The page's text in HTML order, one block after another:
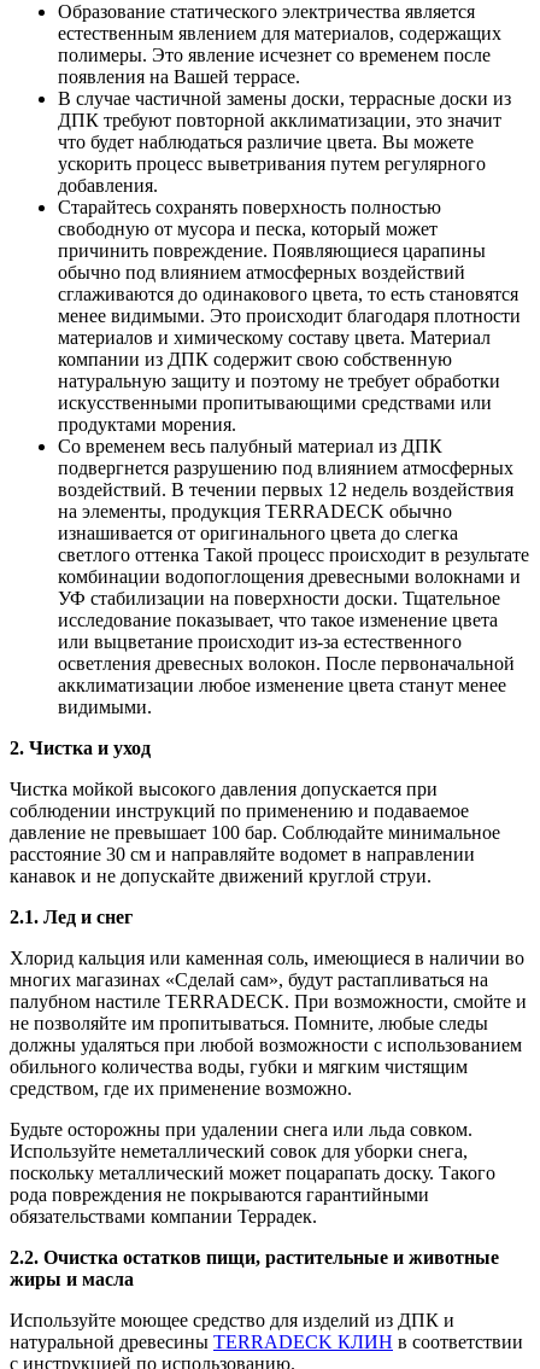
Образование статического электричества является
естественным явлением для материалов, содержащих
полимеры. Это явление исчезнет со временем после
появления на Вашей террасе.
В случае частичной замены доски, террасные доски из
ДПК требуют повторной акклиматизации, это значит
что будет наблюдаться различие цвета. Вы можете
ускорить процесс выветривания путем регулярного
добавления.
Старайтесь сохранять поверхность полностью
свободную от мусора и песка, который может
причинить повреждение. Появляющиеся царапины
обычно под влиянием атмосферных воздействий
сглаживаются до одинакового цвета, то есть становятся
менее видимыми. Это происходит благодаря плотности
материалов и химическому составу цвета. Материал
компании из ДПК содержит свою собственную
натуральную защиту и поэтому не требует обработки
искусственными пропитывающими средствами или
продуктами морения.
Со временем весь палубный материал из ДПК
подвергнется разрушению под влиянием атмосферных
воздействий. В течении первых 12 недель воздействия
на элементы, продукция TERRADECK обычно
изнашивается от оригинального цвета до слегка
светлого оттенка Такой процесс происходит в результате
комбинации водопоглощения древесными волокнами и
УФ стабилизации на поверхности доски. Тщательное
исследование показывает, что такое изменение цвета
или выцветание происходит из-за естественного
осветления древесных волокон. После первоначальной
акклиматизации любое изменение цвета станут менее
видимыми.
2. Чистка и уход
Чистка мойкой высокого давления допускается при
соблюдении инструкций по применению и подаваемое
давление не превышает 100 бар. Соблюдайте минимальное
расстояние 30 см и направляйте водомет в направлении
канавок и не допускайте движений круглой струи.
2.1. Лед и снег
Хлорид кальция или каменная соль, имеющиеся в наличии во
многих магазинах «Сделай сам», будут растапливаться на
палубном настиле TERRADECK. При возможности, смойте и
не позволяйте им пропитываться. Помните, любые следы
должны удаляться при любой возможности с использованием
обильного количества воды, губки и мягким чистящим
средством, где их применение возможно.
Будьте осторожны при удалении снега или льда совком.
Используйте неметаллический совок для уборки снега,
поскольку металлический может поцарапать доску. Такого
рода повреждения не покрываются гарантийными
обязательствами компании Террадек.
2.2. Очистка остатков пищи, растительные и животные
жиры и масла
Используйте моющее средство для изделий из ДПК и
натуральной древесины TERRADECK КЛИН в соответствии
с инструкцией по использованию.